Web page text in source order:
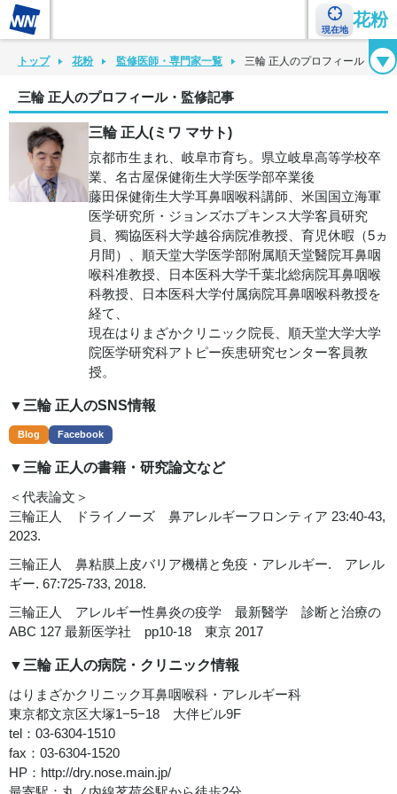
現在地
花粉
花粉カレンダー 花粉図鑑 花粉症チェックシート 花粉症ハンドブック
トップ 花粉 監修医師・専門家一覧 三輪 正人のプロフィール・監
三輪 正人のプロフィール・監修記事
三輪 正人(ミワ マサト)
京都市生まれ、岐阜市育ち。県立岐阜高等学校卒
業、名古屋保健衛生大学医学部卒業後
藤田保健衛生大学耳鼻咽喉科講師、米国国立海軍
医学研究所・ジョンズホプキンス大学客員研究
員、獨協医科大学越谷病院准教授、育児休暇（5ヵ
月間）、順天堂大学医学部附属順天堂醫院耳鼻咽
喉科准教授、日本医科大学千葉北総病院耳鼻咽喉
科教授、日本医科大学付属病院耳鼻咽喉科教授を
経て、
現在はりまざかクリニック院長、順天堂大学大学
院医学研究科アトピー疾患研究センター客員教
授。
▼三輪 正人のSNS情報
Blog Facebook
▼三輪 正人の書籍・研究論文など
＜代表論文＞
三輪正人 ドライノーズ 鼻アレルギーフロンティア 23:40-43,
2023.
三輪正人 鼻粘膜上皮バリア機構と免疫・アレルギー. アレル
ギー. 67:725-733, 2018.
三輪正人 アレルギー性鼻炎の疫学 最新醫学 診断と治療の
ABC 127 最新医学社 pp10-18 東京 2017
▼三輪 正人の病院・クリニック情報
はりまざかクリニック耳鼻咽喉科・アレルギー科
東京都文京区大塚1−5−18 大伴ビル9F
tel：03-6304-1510
fax：03-6304-1520
HP： http://dry.nose.main.jp/